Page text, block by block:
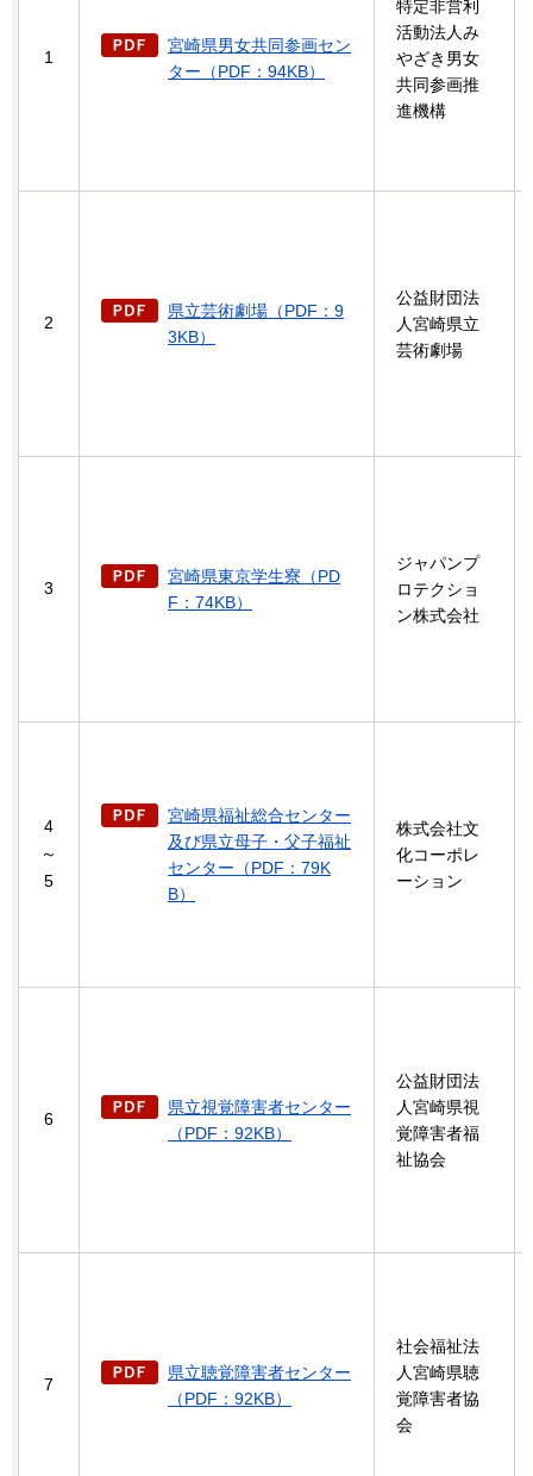
1
宮崎県男女共同参画セン
ター（PDF：94KB）
特定非営利
活動法人み
やざき男女
共同参画推
進機構
2
県立芸術劇場（PDF：9
3KB）
公益財団法
人宮崎県立
芸術劇場
3
宮崎県東京学生寮（PD
F：74KB）
ジャパンプ
ロテクショ
ン株式会社
4
～
5
宮崎県福祉総合センター
及び県立母子・父子福祉
センター（PDF：79K
B）
株式会社文
化コーポレ
ーション
6
県立視覚障害者センター
（PDF：92KB）
公益財団法
人宮崎県視
覚障害者福
祉協会
7
県立聴覚障害者センター
（PDF：92KB）
社会福祉法
人宮崎県聴
覚障害者協
会